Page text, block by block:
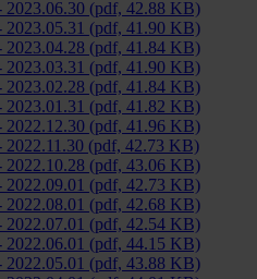
(pdf, 42.88 KB)
(pdf, 41.90 KB)
(pdf, 41.84 KB)
(pdf, 41.90 KB)
(pdf, 41.84 KB)
(pdf, 41.82 KB)
(pdf, 41.96 KB)
(pdf, 42.73 KB)
(pdf, 43.06 KB)
(pdf, 42.73 KB)
(pdf, 42.68 KB)
(pdf, 42.54 KB)
(pdf, 44.15 KB)
(pdf, 43.88 KB)